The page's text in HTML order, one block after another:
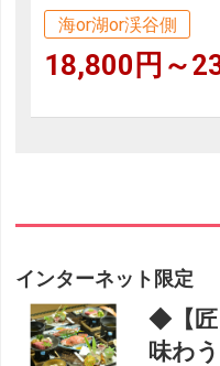
海or湖or渓谷側
18,800円～
インターネット限定
◆【匠
味わ